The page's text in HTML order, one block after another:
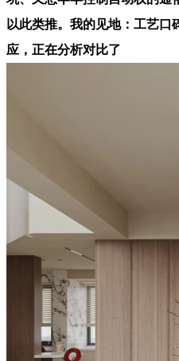
以此类推。我的见地：工艺
应，正在分析对比了